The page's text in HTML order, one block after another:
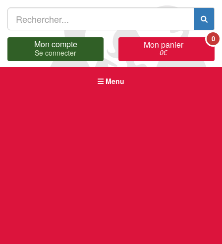
Mon compte
Se connecter
Mon panier
0€
0
Menu